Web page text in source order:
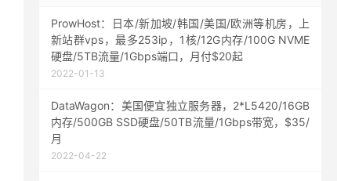
ProwHost：日本/新加坡/韩国/美国/欧洲等机房，上
新站群vps，最多253ip，1核/12G内存/100G NVME
硬盘/5TB流量/1Gbps端口，月付$20起
2022-01-13
DataWagon：美国便宜独立服务器，2*L5420/16GB
内存/500GB SSD硬盘/50TB流量/1Gbps带宽，$35/
月
2022-04-22